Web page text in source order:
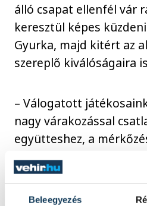
Beleegyezés
álló csapat ellenfél vár
keresztül képes
Gyurka, majd kitért az
szereplő kiválóságaira
– Válogatott
nagy várakozással
együtteshez, a
alakultak, ahogy ők
hogy minél hamarabb
továbbra is a